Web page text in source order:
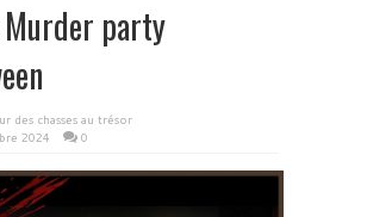
party
des chasses au trésor
2024
0